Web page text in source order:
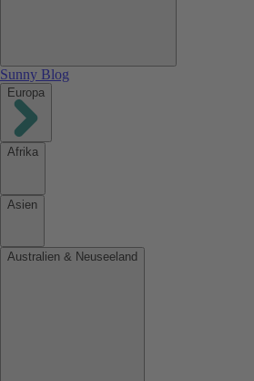
Sunny Blog
Europa
Afrika
Asien
Australien & Neuseeland